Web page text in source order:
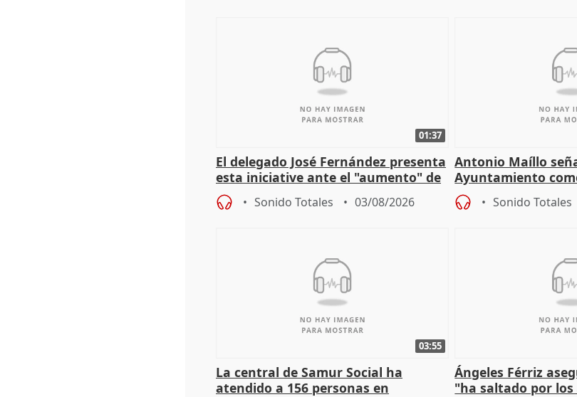
01:37
El delegado José Fernández presenta
esta iniciative ante el "aumento" de
personas sin hogar en Madri
Sonido Totales 03/08/2026
Antonio Maíllo
Ayuntamiento
especulador más"
Jiménez Becerril
Sonido Totales
03:55
La central de Samur Social ha
atendido a 156 personas en
Ángeles Férriz
"ha saltado por los